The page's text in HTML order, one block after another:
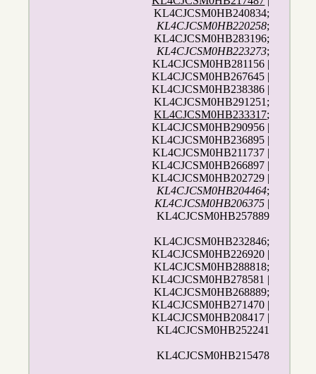
KL4CJCSM0HB240834;
KL4CJCSM0HB220258;
KL4CJCSM0HB283196;
KL4CJCSM0HB223273;
KL4CJCSM0HB281156 |
KL4CJCSM0HB267645 |
KL4CJCSM0HB238386 |
KL4CJCSM0HB291251;
KL4CJCSM0HB233317;
KL4CJCSM0HB290956 |
KL4CJCSM0HB236895 |
KL4CJCSM0HB211737 |
KL4CJCSM0HB266897 |
KL4CJCSM0HB202729 |
KL4CJCSM0HB204464;
KL4CJCSM0HB206375 |
KL4CJCSM0HB257889
KL4CJCSM0HB232846;
KL4CJCSM0HB226920 |
KL4CJCSM0HB288818;
KL4CJCSM0HB278581 |
KL4CJCSM0HB268889;
KL4CJCSM0HB271470 |
KL4CJCSM0HB208417 |
KL4CJCSM0HB252241
KL4CJCSM0HB215478